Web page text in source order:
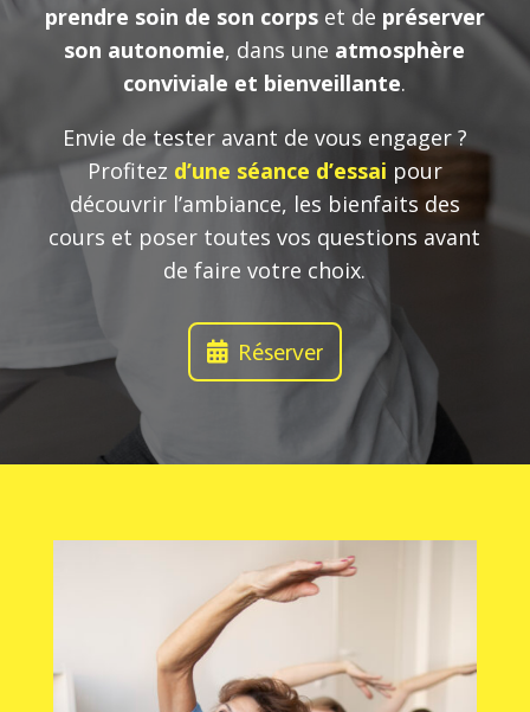
prendre soin de son corpset de préserver
son autonomie, dans une atmosphère
conviviale et bienveillante.
Envie de tester avant de vous engager ?
Profitez d’une séance d’essai pour
découvrir l’ambiance, les bienfaits des
cours et poser toutes vos questions avant
de faire votre choix.
Réserver